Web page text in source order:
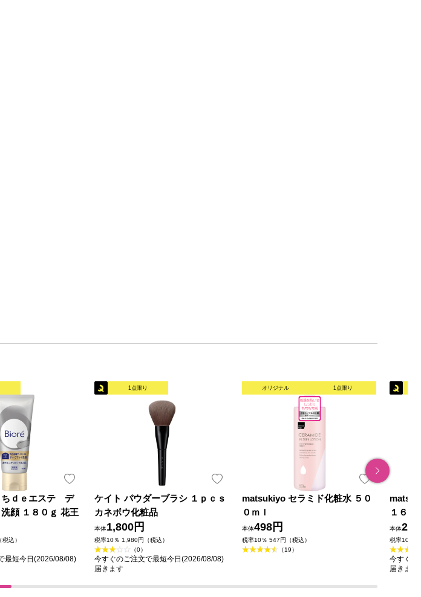
ｄｅエステ デ
顔 １８０ｇ 花王
込）
最短今日(2026/08/08)
1点限り
ケイト パウダーブラシ １ｐｃｓ
カネボウ化粧品
本体1,800円
税率10％ 1,980円（税込）
（0）
今すぐのご注文で最短今日(2026/08/08)
届きます
オリジナル 1点限り
matsukiyo セラミド化粧水 ５０
０ｍｌ
本体498円
税率10％ 547円（税込）
（19）
１６０
本体
税率10％
今すぐの
届きます